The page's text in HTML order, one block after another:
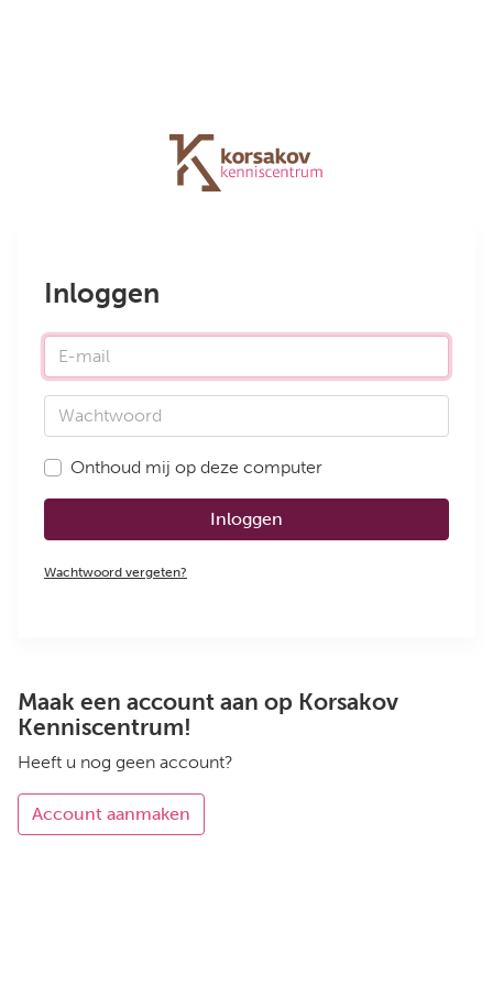
Inloggen
E-mail
Wachtwoord
Onthoud mij op deze computer
Inloggen
Wachtwoord vergeten?
Maak een account aan op Korsakov
Kenniscentrum!
Heeft u nog geen account?
Account aanmaken